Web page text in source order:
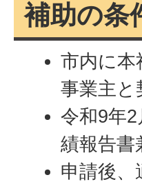
補助の条
市内に本
事業主と
令和9年
績報告書
申請後